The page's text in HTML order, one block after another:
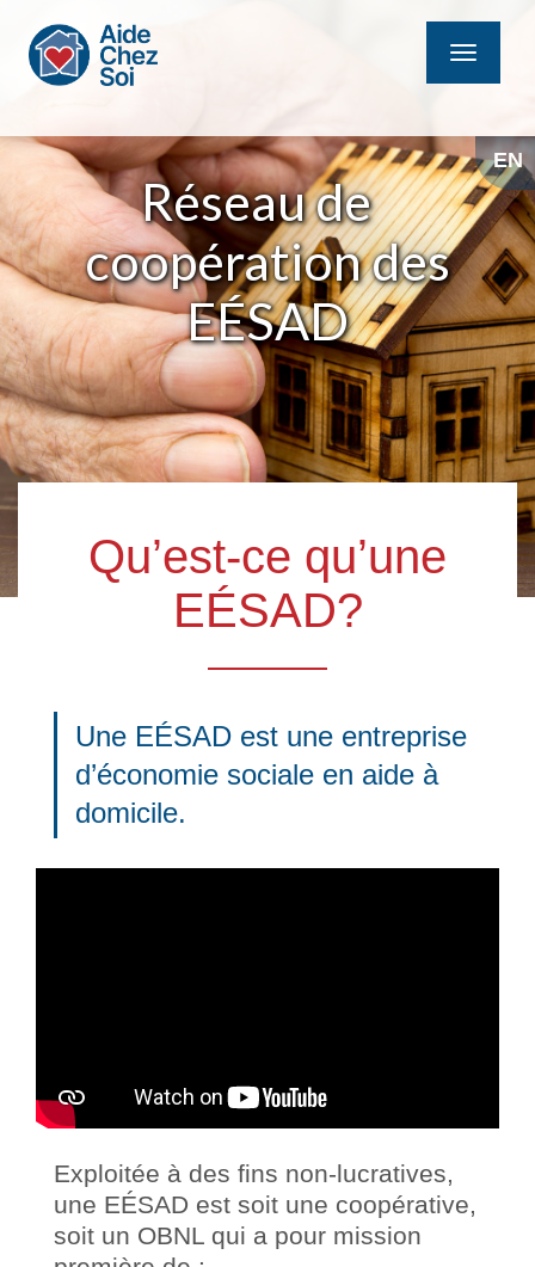
MENU
EN
Réseau de
coopération des
EÉSAD
Qu’est-ce qu’une
EÉSAD?
Une EÉSAD est une entreprise
d’économie sociale en aide à
domicile.
Exploitée à des fins non-lucratives,
une EÉSAD est soit une coopérative,
soit un OBNL qui a pour mission